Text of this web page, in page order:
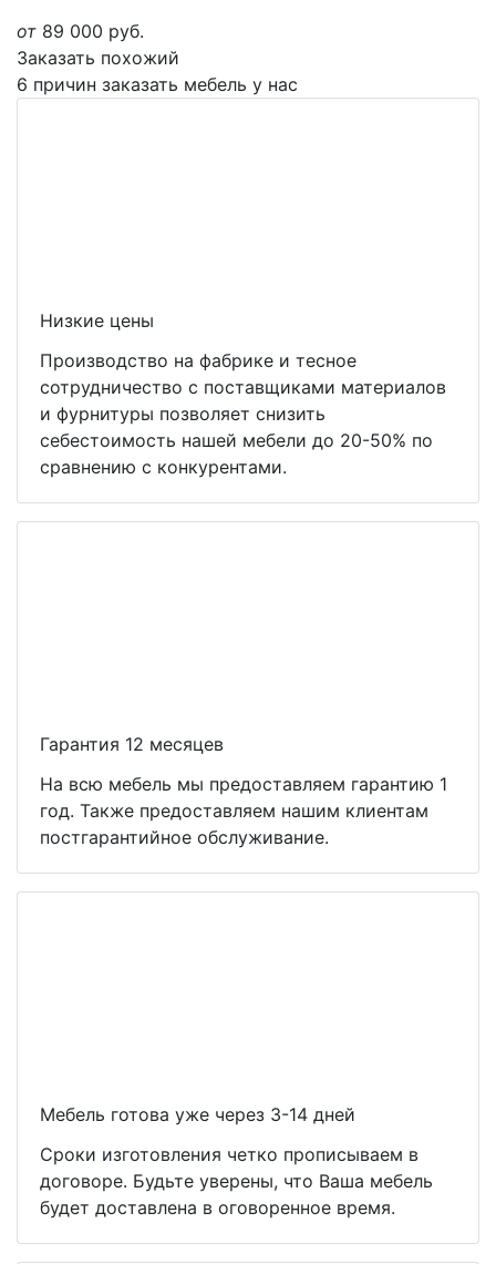
от 89 000 руб.
Заказать похожий
6 причин заказать мебель у нас
Низкие цены
Производство на фабрике и тесное
сотрудничество с поставщиками материалов
и фурнитуры позволяет снизить
себестоимость нашей мебели до 20-50% по
сравнению с конкурентами.
Гарантия 12 месяцев
На всю мебель мы предоставляем гарантию 1
год. Также предоставляем нашим клиентам
постгарантийное обслуживание.
Мебель готова уже через 3-14 дней
Сроки изготовления четко прописываем в
договоре. Будьте уверены, что Ваша мебель
будет доставлена в оговоренное время.